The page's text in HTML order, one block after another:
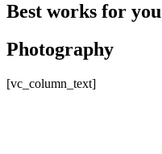
Best works for you
Photography
[vc_column_text]